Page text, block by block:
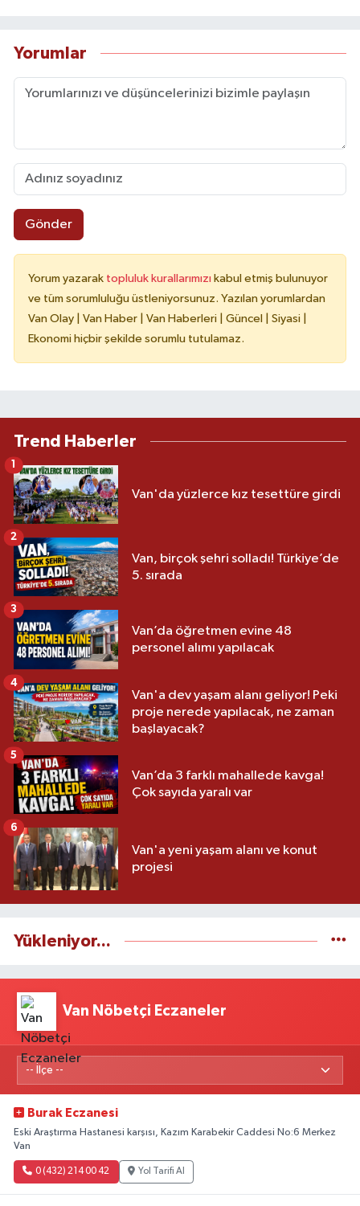
Yorumlar
Gönder
Yorum yazarak topluluk kurallarımızı kabul etmiş bulunuyor
ve tüm sorumluluğu üstleniyorsunuz. Yazılan yorumlardan
Van Olay | Van Haber | Van Haberleri | Güncel | Siyasi |
Ekonomi hiçbir şekilde sorumlu tutulamaz.
Trend Haberler
Van'da yüzlerce kız tesettüre girdi
Van, birçok şehri solladı! Türkiye’de
5. sırada
2
Van’da öğretmen evine 48
personel alımı yapılacak
3
Van'a dev yaşam alanı geliyor! Peki
proje nerede yapılacak, ne zaman
başlayacak?
4
Van’da 3 farklı mahallede kavga!
Çok sayıda yaralı var
5
Van'a yeni yaşam alanı ve konut
projesi
6
Yükleniyor...
Van Nöbetçi Eczaneler
Burak Eczanesi
Eski Araştırma Hastanesi karşısı, Kazım Karabekir Caddesi No:6 Merkez
Van
0 (432) 214 00 42 Yol Tarifi Al